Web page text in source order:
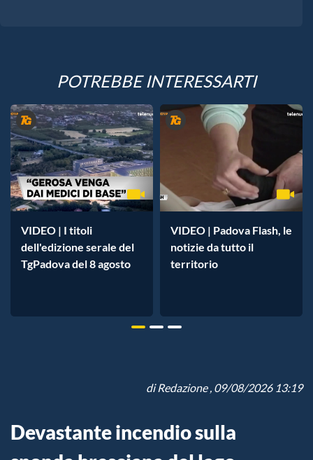
POTREBBE INTERESSARTI
VIDEO | I titoli
dell'edizione serale del
TgPadova del 8 agosto
VIDEO | Padova Flash, le
notizie da tutto il
territorio
diRedazione, 09/08/2026 13:19
Devastante incendio sulla